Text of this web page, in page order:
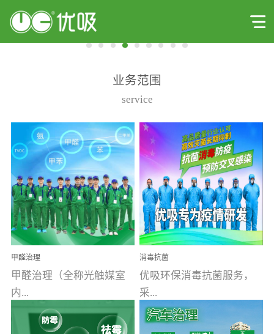
业务范围
service
甲醛治理
甲醛治理（全称光触媒室
内...
消毒抗菌
优吸环保消毒抗菌服务，
采...